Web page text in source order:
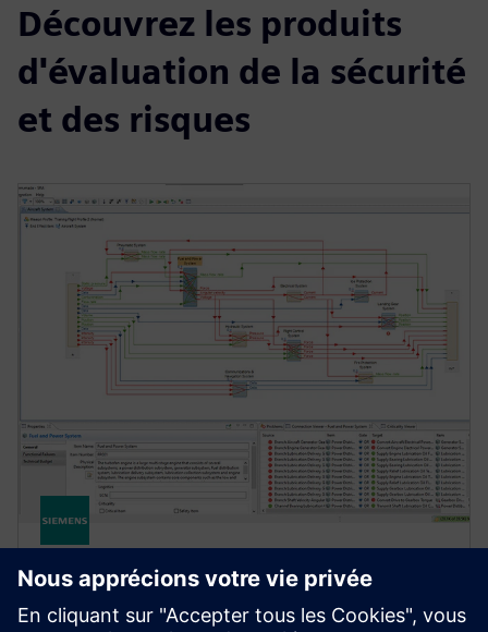
Découvrez les produits
d'évaluation de la sécurité
et des risques
MADE